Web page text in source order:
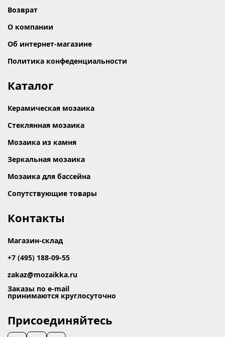
Возврат
О компании
Об интернет-магазине
Политика конфеденциальности
Каталог
Керамическая мозаика
Стеклянная мозаика
Мозаика из камня
Зеркальная мозаика
Мозаика для бассейна
Сопутствующие товары
Контакты
Магазин-склад
+7 (495) 188-09-55
zakaz@mozaikka.ru
Заказы по e-mail
принимаются круглосуточно
Присоединяйтесь